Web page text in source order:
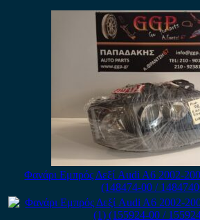
Φανάρι Εμπρός Δεξί Audi A6 2002-
(148474-00 /